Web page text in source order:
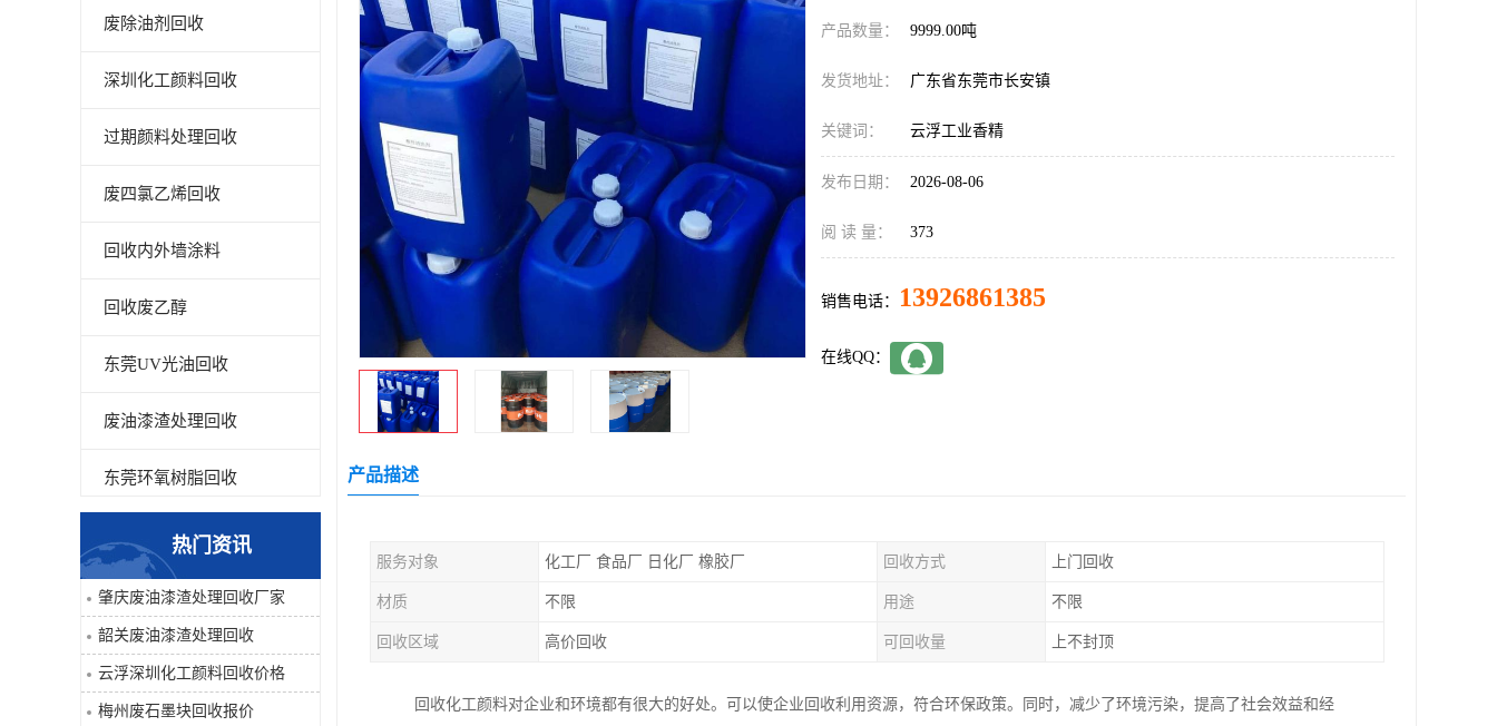
废除油剂回收
深圳化工颜料回收
过期颜料处理回收
废四氯乙烯回收
回收内外墙涂料
回收废乙醇
东莞UV光油回收
废油漆渣处理回收
东莞环氧树脂回收
回收废清洗剂
废液压油回收
回收工程内外墙油漆
废油漆渣处理回收
热门资讯
肇庆废油漆渣处理回收厂家
韶关废油漆渣处理回收
云浮深圳化工颜料回收价格
梅州废石墨块回收报价
产品数量： 9999.00吨
发货地址： 广东省东莞市长安镇
关键词： 云浮工业香精
发布日期： 2026-08-06
阅 读 量： 373
销售电话： 13926861385
在线QQ：
产品描述
服务对象 化工厂 食品厂 日化厂 橡胶厂 回收方式 上门回收
材质 不限 用途 不限
回收区域 高价回收 可回收量 上不封顶
回收化工颜料对企业和环境都有很大的好处。可以使企业回收利用资源，符合环保政策。同时，减少了环境污染，提高了社会效益和经